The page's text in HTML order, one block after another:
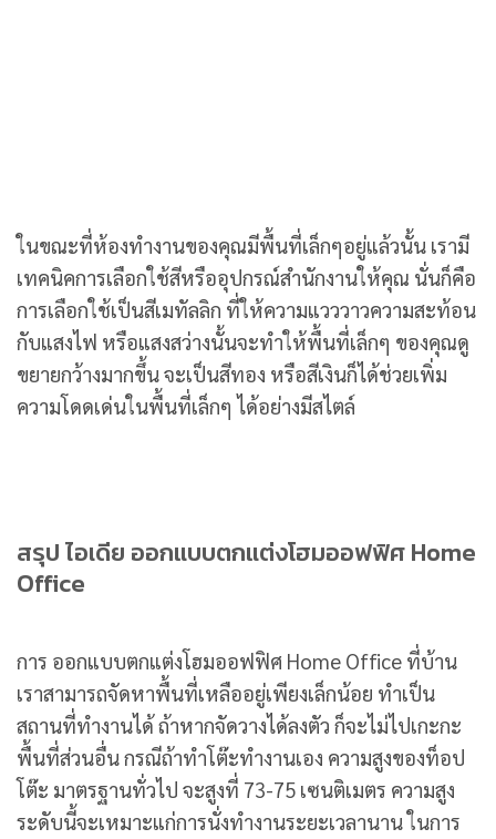
ในขณะที่ห้องทำงานของคุณมีพื้นที่เล็กๆอยู่แล้วนั้น เรามี
เทคนิคการเลือกใช้สีหรืออุปกรณ์สำนักงานให้คุณ นั่นก็คือ
การเลือกใช้เป็นสีเมทัลลิก ที่ให้ความแวววาวความสะท้อน
กับแสงไฟ หรือแสงสว่างนั้นจะทำให้พื้นที่เล็กๆ ของคุณดู
ขยายกว้างมากขึ้น จะเป็นสีทอง หรือสีเงินก็ได้ช่วยเพิ่ม
ความโดดเด่นในพื้นที่เล็กๆ ได้อย่างมีสไตล์
สรุป ไอเดีย ออกแบบตกแต่งโฮมออฟฟิศ Home
Office
การ ออกแบบตกแต่งโฮมออฟฟิศ Home Office ที่บ้าน
เราสามารถจัดหาพื้นที่เหลืออยู่เพียงเล็กน้อย ทำเป็น
สถานที่ทำงานได้ ถ้าหากจัดวางได้ลงตัว ก็จะไม่ไปเกะกะ
พื้นที่ส่วนอื่น กรณีถ้าทำโต๊ะทำงานเอง ความสูงของท็อป
โต๊ะ มาตรฐานทั่วไป จะสูงที่ 73-75 เซนติเมตร ความสูง
ระดับนี้จะเหมาะแก่การนั่งทำงานระยะเวลานาน ในการ